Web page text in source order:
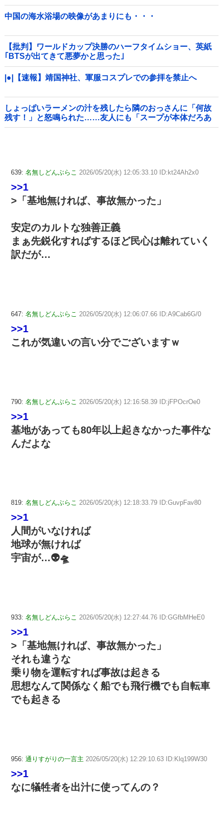
中国の海水浴場の映像があまりにも・・・
【批判】ワールドカップ決勝のハーフタイムショー、英紙
｢BTSが出てきて悪夢かと思った｣
|●|【速報】靖国神社、軍服コスプレでの参拝を禁止へ
しょっぱいラーメンの汁を残したら隣のおっさんに「何故
残す！」と怒鳴られた……友人にも「スープが本体だろあ
り得ない」と説教されたんだが、塩分過剰だし味の好みは
639: 名無しどんぶらこ 2026/05/20(水) 12:05:33.10 ID:kt24Ah2x0
>>1
>「基地無ければ、事故無かった」
安定のカルトな独善正義
まぁ先鋭化すればするほど民心は離れていく
訳だが…
647: 名無しどんぶらこ 2026/05/20(水) 12:06:07.66 ID:A9Cab6G/0
>>1
これが気違いの言い分でございますｗ
790: 名無しどんぶらこ 2026/05/20(水) 12:16:58.39 ID:jFPOcrOe0
>>1
基地があっても80年以上起きなかった事件な
んだよな
819: 名無しどんぶらこ 2026/05/20(水) 12:18:33.79 ID:GuvpFav80
>>1
人間がいなければ
地球が無ければ
宇宙が…👽🛸
933: 名無しどんぶらこ 2026/05/20(水) 12:27:44.76 ID:GGfbMHeE0
>>1
>「基地無ければ、事故無かった」
それも違うな
乗り物を運転すれば事故は起きる
思想なんて関係なく船でも飛行機でも自転車
でも起きる
956: 通りすがりの一言主 2026/05/20(水) 12:29:10.63 ID:Klq199W30
>>1
なに犠牲者を出汁に使ってんの？